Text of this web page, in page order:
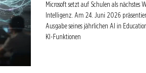
Microsoft setzt auf Schulen als nächstes
Intelligenz. Am 24. Juni 2026
Ausgabe seines jährlichen AI in
KI-Funktionen